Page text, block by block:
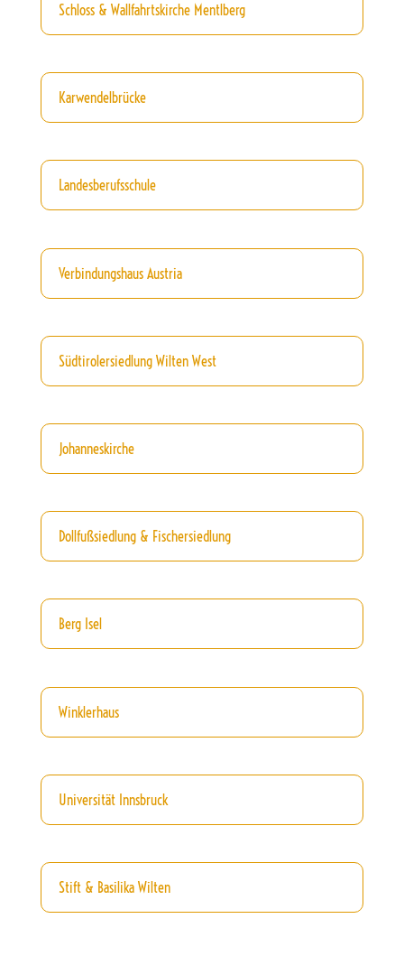
Schloss & Wallfahrtskirche Mentlberg
Karwendelbrücke
Landesberufsschule
Verbindungshaus Austria
Südtirolersiedlung Wilten West
Johanneskirche
Dollfußsiedlung & Fischersiedlung
Berg Isel
Winklerhaus
Universität Innsbruck
Stift & Basilika Wilten